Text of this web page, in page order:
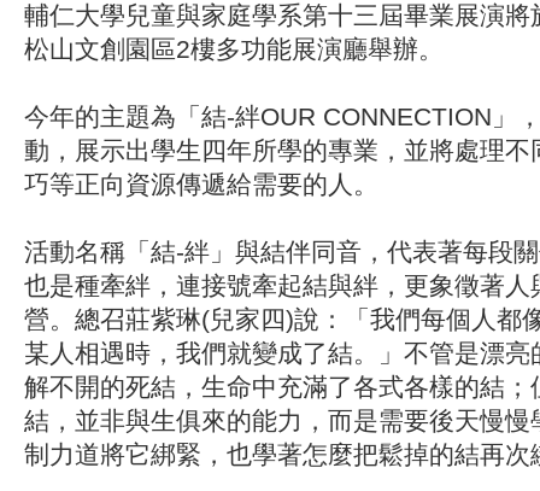
輔仁大學兒童與家庭學系第十三屆畢業展演
松山文創園區2樓多功能展演廳舉辦。
今年的主題為「結-絆OUR CONNECTION」
動，展示出學生四年所學的專業，並將處理不
巧等正向資源傳遞給需要的人。
活動名稱「結-絆」與結伴同音，代表著每段
也是種牽絆，連接號牽起結與絆，更象徵著人
營。總召莊紫琳(兒家四)說：「我們每個人都
某人相遇時，我們就變成了結。」不管是漂
解不開的死結，生命中充滿了各式各樣的結；
結，並非與生俱來的能力，而是需要後天慢慢
制力道將它綁緊，也學著怎麼把鬆掉的結再次